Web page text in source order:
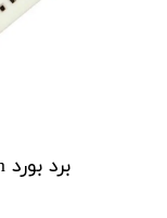
برد بورد 47x35 mm مدل SYB-170